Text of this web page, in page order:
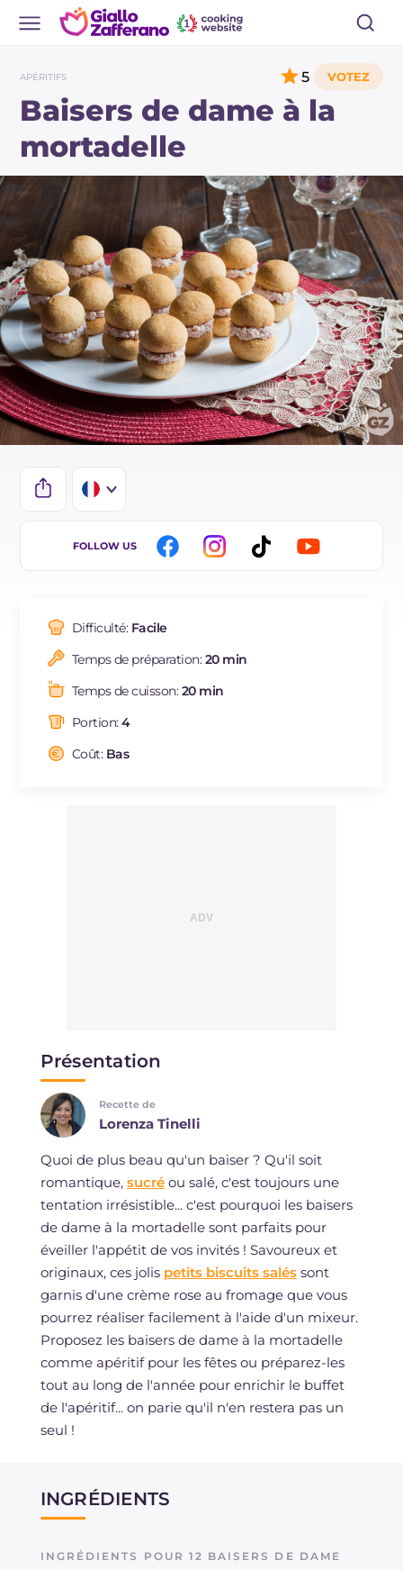
APÉRITIFS
Baisers de dame à la
mortadelle
5
IT
DE
BR
NL
FOLLOW US
Difficulté: Facile
Temps de préparation:20 min
Temps de cuisson:20 min
Portion:4
Coût: Bas
Présentation
Recette de
Lorenza Tinelli
Quoi de plus beau qu'un baiser ? Qu'il soit
romantique, sucréou salé, c'est toujours une
tentation irrésistible... c'est pourquoi les baisers
de dame à la mortadelle sont parfaits pour
éveiller l'appétit de vos invités ! Savoureux et
originaux, ces jolis petits biscuits saléssont
garnis d'une crème rose au fromage que vous
pourrez réaliser facilement à l'aide d'un mixeur.
Proposez les baisers de dame à la mortadelle
comme apéritif pour les fêtes ou préparez-les
tout au long de l'année pour enrichir le buffet
de l'apéritif... on parie qu'il n'en restera pas un
seul !
INGRÉDIENTS
INGRÉDIENTS POUR 12 BAISERS DE DAME